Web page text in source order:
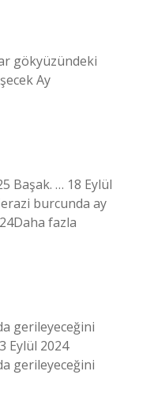
gökyüzündeki
Ay
Başak. … 18 Eylül
burcunda ay
fazla
gerileyeceğini
Eylül 2024
gerileyeceğini